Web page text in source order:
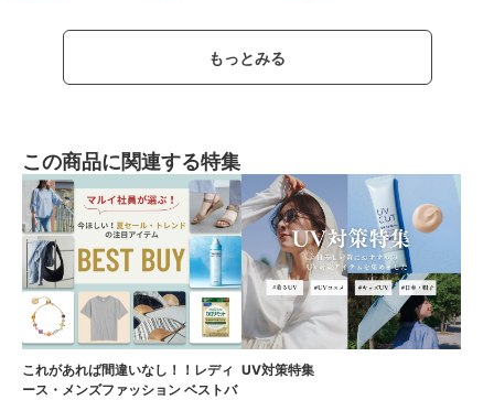
もっとみる
この商品に関連する特集
これがあれば間違いなし！！レディ
ース・メンズファッション ベストバ
UV対策特集